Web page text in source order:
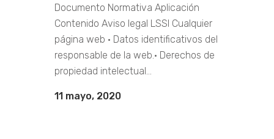
Documento Normativa Aplicación
Contenido Aviso legal LSSI Cualquier
página web · Datos identificativos del
responsable de la web.· Derechos de
propiedad intelectual...
11 mayo, 2020